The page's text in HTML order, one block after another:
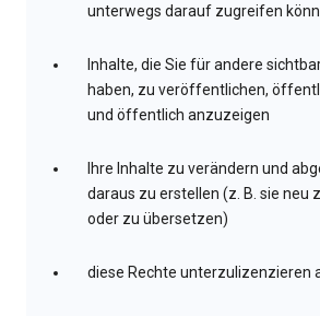
unterwegs darauf zugreifen
Inhalte, die Sie für andere
haben, zu veröffentlichen,
und öffentlich anzuzeigen
Ihre Inhalte zu verändern und
daraus zu erstellen (z. B. sie neu
oder zu übersetzen)
diese Rechte unterzulizenzieren